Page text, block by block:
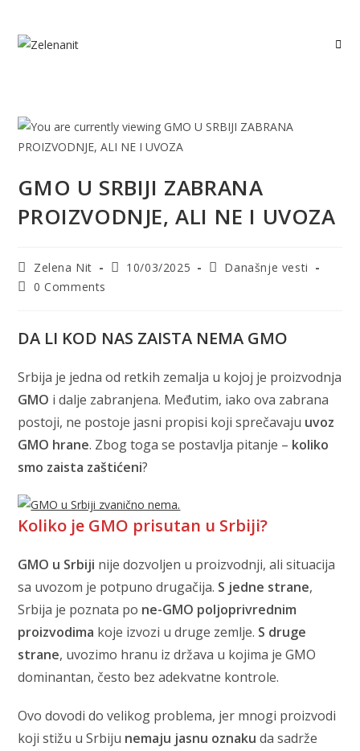
content
GMO U SRBIJI ZABRANA
PROIZVODNJE, ALI NE I UVOZA
Post
author:
Zelena Nit
Post10/03/2025
PostDanašnje vesti
Post0 Comments
DA LI KOD NAS ZAISTA NEMA GMO
Srbija je jedna od retkih zemalja u kojoj je proizvodnja
GMO i dalje zabranjena. Međutim, iako ova zabrana
postoji, ne postoje jasni propisi koji sprečavaju uvoz
GMO hrane. Zbog toga se postavlja pitanje – koliko
smo zaista zaštićeni?
Koliko je GMO prisutan u Srbiji?
GMO u Srbiji nije dozvoljen u proizvodnji, ali situacija
sa uvozom je potpuno drugačija. S jedne strane,
Srbija je poznata po ne-GMO poljoprivrednim
proizvodima koje izvozi u druge zemlje. S druge
strane, uvozimo hranu iz država u kojima je GMO
dominantan, često bez adekvatne kontrole.
Ovo dovodi do velikog problema, jer mnogi proizvodi
koji stižu u Srbiju nemaju jasnu oznaku da sadrže